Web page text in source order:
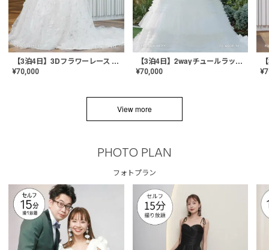
【3泊4日】3Dフラワーレース ドレス〈PD-WDOR-331〉
¥70,000
【3泊4日】2wayチュールラッフルドレス〈PD-WDOR-341RTL〉
¥70,000 ¥
View more
PHOTO PLAN
フォトプラン